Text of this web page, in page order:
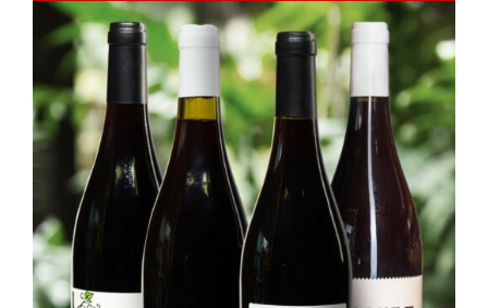
Mon compte
Panier
DÉTAILS